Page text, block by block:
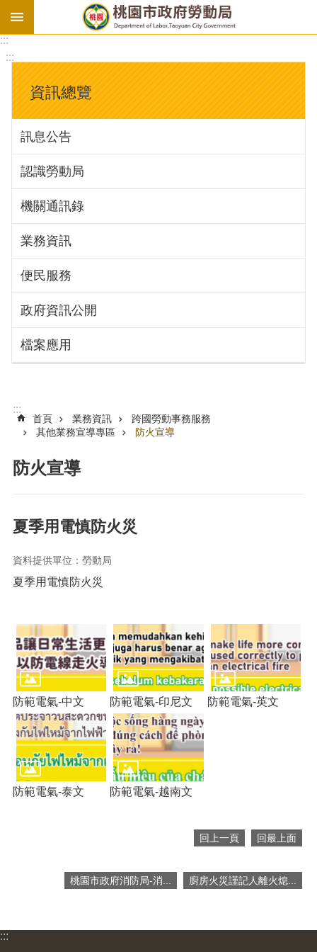
基
法
勞
資
會
庇
護
工
場
進
訊
息
公
識
局
通
訊
業
務
便
民
服
務
政
府
資
訊
公
開
:::
:::
資訊總覽
訊息公告
認識勞動局
機關通訊錄
業務資訊
便民服務
政府資訊公開
檔案應用
:::
首頁 業務資訊
跨國勞動事務服務
其他業務宣導專區
防火宣導
防火宣導
夏季用電慎防火災
資料提供單位：勞動局
夏季用電慎防火災
防範電氣-中文 防範電氣-印尼文 防範電氣-英文
防範電氣-泰文 防範電氣-越南文
回上一頁 回最上面
桃園市政府消防局-消... 廚房火災謹記人離火熄...
:::